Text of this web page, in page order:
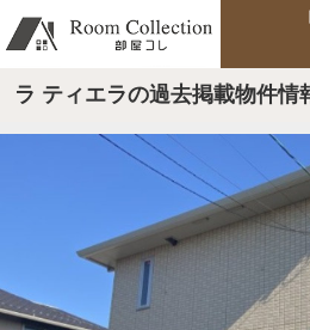
ラ ティエラの過去掲載物件情